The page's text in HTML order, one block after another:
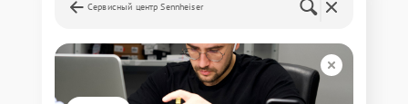
Сервисный центр Sennheiser